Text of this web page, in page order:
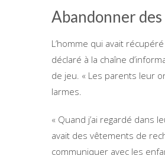
Abandonner
L’homme qui avait
déclaré à la chaîne
de jeu. « Les parents leur
larmes.
« Quand j’ai regardé dans
avait des vêtements de
communiquer avec les